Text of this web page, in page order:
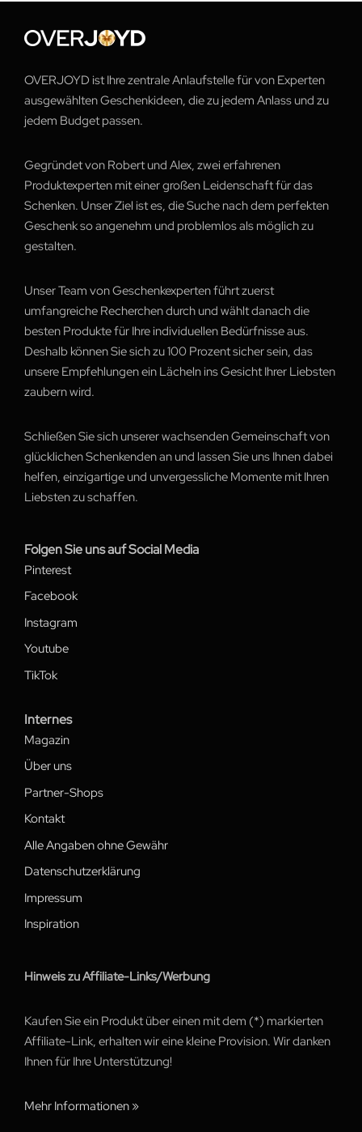
OVERJOYD ist Ihre zentrale Anlaufstelle für von Experten
ausgewählten Geschenkideen, die zu jedem Anlass und zu
jedem Budget passen.
Gegründet von Robert und Alex, zwei erfahrenen
Produktexperten mit einer großen Leidenschaft für das
Schenken. Unser Ziel ist es, die Suche nach dem perfekten
Geschenk so angenehm und problemlos als möglich zu
gestalten.
Unser Team von Geschenkexperten führt zuerst
umfangreiche Recherchen durch und wählt danach die
besten Produkte für Ihre individuellen Bedürfnisse aus.
Deshalb können Sie sich zu 100 Prozent sicher sein, das
unsere Empfehlungen ein Lächeln ins Gesicht Ihrer Liebsten
zaubern wird.
Schließen Sie sich unserer wachsenden Gemeinschaft von
glücklichen Schenkenden an und lassen Sie uns Ihnen dabei
helfen, einzigartige und unvergessliche Momente mit Ihren
Liebsten zu schaffen.
Folgen Sie uns auf Social Media
Pinterest
Facebook
Instagram
Youtube
TikTok
Internes
Magazin
Über uns
Partner-Shops
Kontakt
Alle Angaben ohne Gewähr
Datenschutzerklärung
Impressum
Inspiration
Hinweis zu Affiliate-Links/Werbung
Kaufen Sie ein Produkt über einen mit dem (*) markierten
Affiliate-Link, erhalten wir eine kleine Provision. Wir danken
Ihnen für Ihre Unterstützung!
Mehr Informationen »